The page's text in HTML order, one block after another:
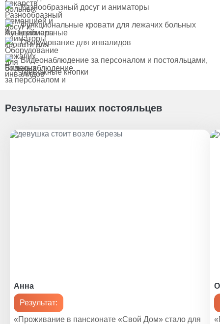
Разнообразный досуг и аниматоры
Функциональные кровати для лежачих больных
Оборудование для инвалидов
Видеонаблюдение за персоналом и постояльцами,
тревожные кнопки
Результаты наших постояльцев
Анна
Результат:
«Проживание в пансионате «Свой Дом» стало для